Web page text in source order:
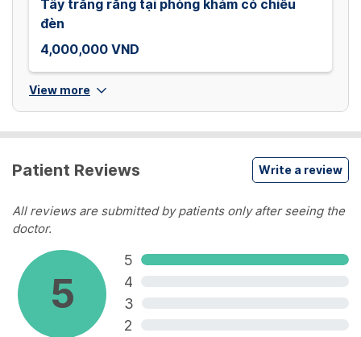
Tẩy trắng răng tại phòng khám có chiếu
đèn
4,000,000 VND
View more
Patient Reviews Write a review
All reviews are submitted by patients only after seeing the
doctor.
5
5
4
3
2